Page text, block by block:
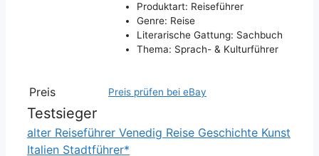
Produktart: Reiseführer
Genre: Reise
Literarische Gattung: Sachbuch
Thema: Sprach- & Kulturführer
Preis Preis prüfen bei eBay
Testsieger
alter Reiseführer Venedig Reise Geschichte Kunst
Italien Stadtführer*